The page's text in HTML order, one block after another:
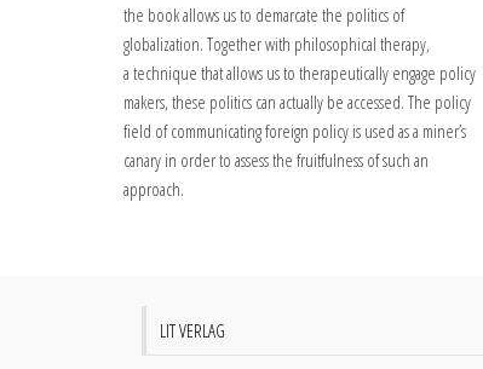
the book allows us to demarcate the politics of
globalization. Together with philosophical therapy,
a technique that allows us to therapeutically engage policy
makers, these politics can actually be accessed. The policy
field of communicating foreign policy is used as a miner’s
canary in order to assess the fruitfulness of such an
approach.
LIT VERLAG